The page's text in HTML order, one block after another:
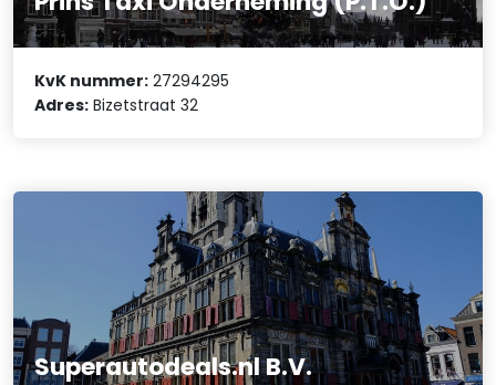
KvK nummer: 27294295
Adres: Bizetstraat 32
Superautodeals.nl B.V.